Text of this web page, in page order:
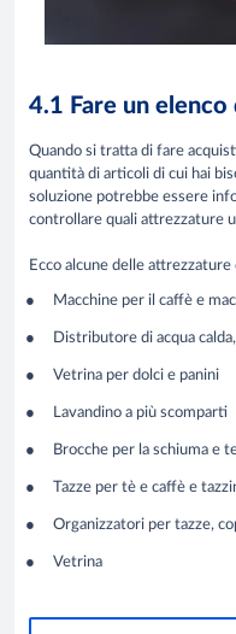
4.1 Fare un
Quando si tratta di fare
quantità di articoli di cui hai
soluzione potrebbe essere
controllare quali attrezzature
Ecco alcune delle
Macchine per il caffè e
Distributore di acqua
Vetrina per dolci e panini
Lavandino a più scomparti
Brocche per la schiuma e
Tazze per tè e caffè e
Organizzatori per tazze,
Vetrina